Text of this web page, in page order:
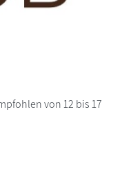
von 12 bis 17